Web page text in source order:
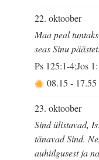
22. oktoober
Maa peal
seas Sinu
Ps 125:1-4;Jos
08.15- 17.55
23. oktoober
Sind ülistavad,
tänavad Sind.
auhiilgusest ja